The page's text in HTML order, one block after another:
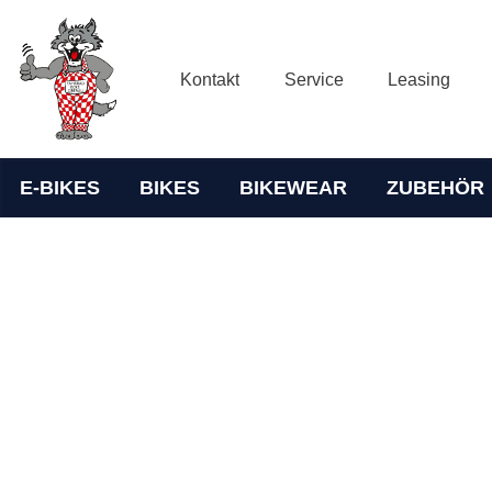
Kontakt Service Leasing
E-BIKES BIKES BIKEWEAR ZUBEHÖR